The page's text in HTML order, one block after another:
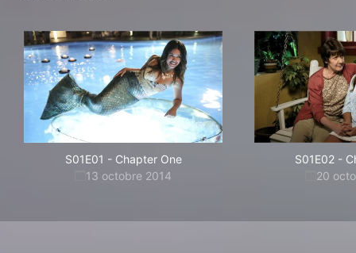
S01E01 - Chapter One
13 octobre 2014
S01E02 -
20